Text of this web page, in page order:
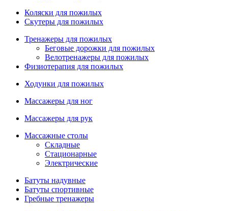
Коляски для пожилых
Скутеры для пожилых
Тренажеры для пожилых
Беговые дорожки для пожилых
Велотренажеры для пожилых
Физиотерапия для пожилых
Ходунки для пожилых
Массажеры для ног
Массажеры для рук
Массажные столы
Складные
Стационарные
Электрические
Батуты надувные
Батуты спортивные
Гребные тренажеры